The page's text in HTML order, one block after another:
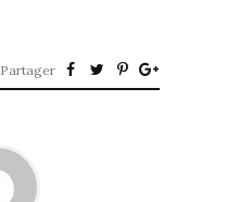
Partager